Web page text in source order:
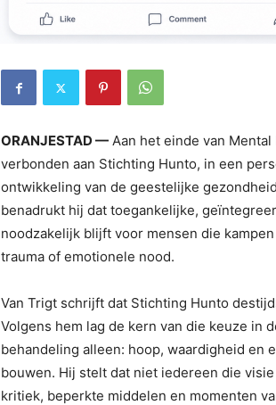
ORANJESTAD — Aan het einde van
verbonden aan Stichting Hunto, in een
ontwikkeling van de geestelijke
benadrukt hij dat toegankelijke,
noodzakelijk blijft voor mensen die
trauma of emotionele nood.
Van Trigt schrijft dat Stichting Hunto
Volgens hem lag de kern van die keuze in
behandeling alleen: hoop, waardigheid en
bouwen. Hij stelt dat niet iedereen die
kritiek, beperkte middelen en momenten